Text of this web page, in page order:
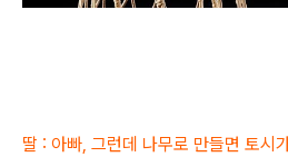
딸 : 아빠, 그런데 나무로 만들면 토시